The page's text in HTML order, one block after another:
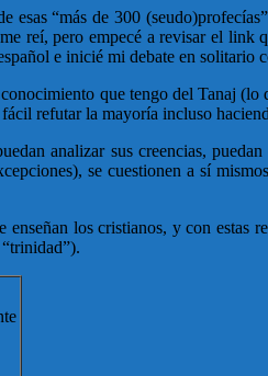
“más de 300
reí, pero empecé a revisar el link
e inicié mi debate en solitario
que tengo del Tanaj
refutar la mayoría incluso
analizar sus creencias,
se cuestionen a sí
los cristianos, y con